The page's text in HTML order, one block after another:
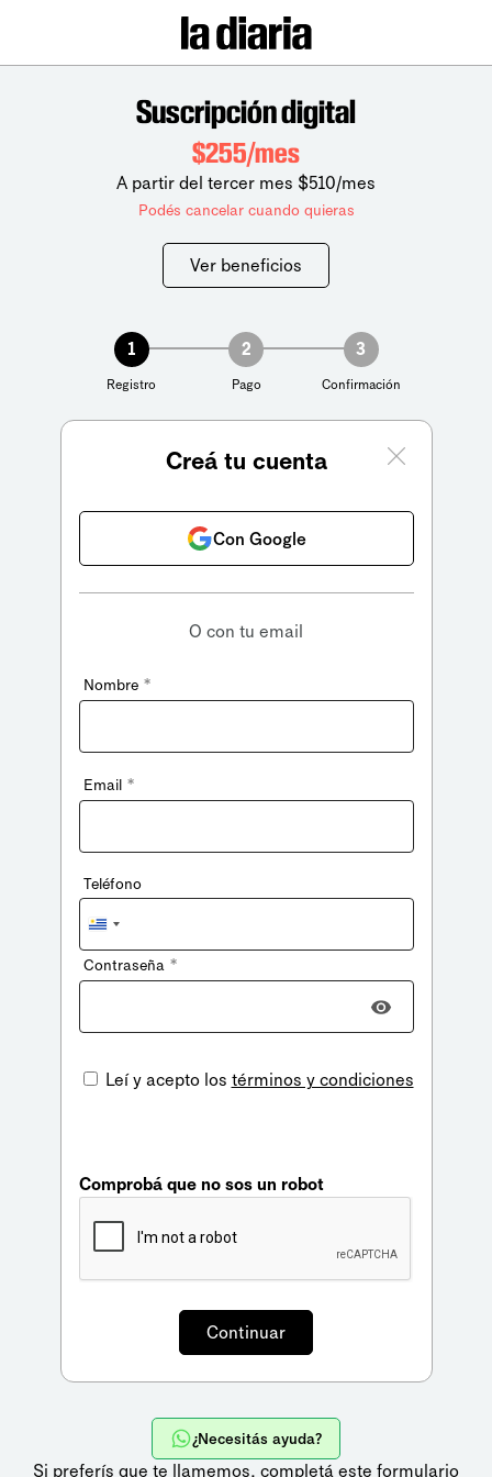
Suscripción digital
$255/mes
A partir del tercer mes $510/mes
Podés cancelar cuando quieras
Ver beneficios
1
Registro
2
Pago
3
Confirmación
Creá tu cuenta
Con Google
O con tu email
Nombre *
Email *
Teléfono
Uruguay
+598
Contraseña *
Leí y acepto los términos y condiciones
Comprobá que no sos un robot
¿Necesitás ayuda?
Si preferís que te llamemos, completá este formulario